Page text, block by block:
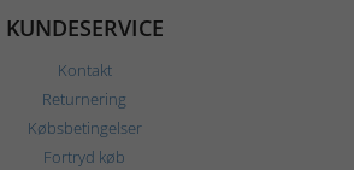
KUNDESERVICE
Kontakt
Returnering
Købsbetingelser
Fortryd køb